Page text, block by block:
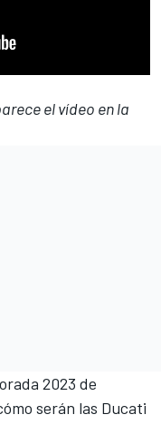
el vídeo en la
2023 de
serán las Ducati